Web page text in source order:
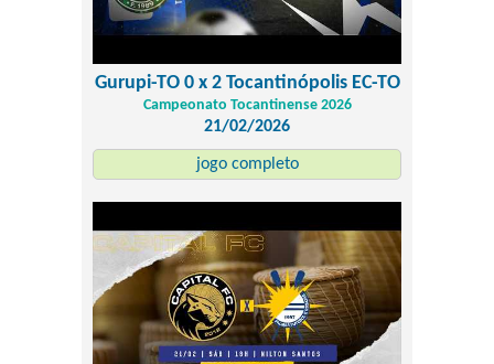
Gurupi-TO 0 x 2 Tocantinópolis EC-TO
Campeonato Tocantinense 2026
21/02/2026
jogo completo